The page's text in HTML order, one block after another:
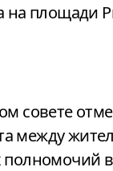
на площади
совете
между